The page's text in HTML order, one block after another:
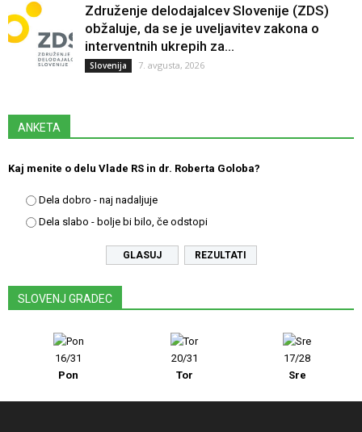
Združenje delodajalcev Slovenije (ZDS)
obžaluje, da se je uveljavitev zakona o
interventnih ukrepih za...
Slovenija 7. avgusta, 2026
ANKETA
Kaj menite o delu Vlade RS in dr. Roberta Goloba?
Dela dobro - naj nadaljuje
Dela slabo - bolje bi bilo, če odstopi
REZULTATI
SLOVENJ GRADEC
16/31
Pon
20/31
Tor
17/28
Sre